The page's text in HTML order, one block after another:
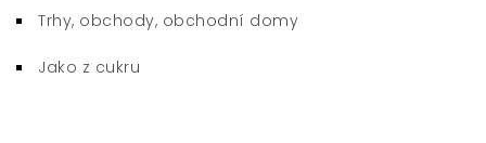
Trhy, obchody, obchodní domy
Jako z cukru